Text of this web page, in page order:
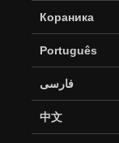
Кораника
Português
فارسی
中文